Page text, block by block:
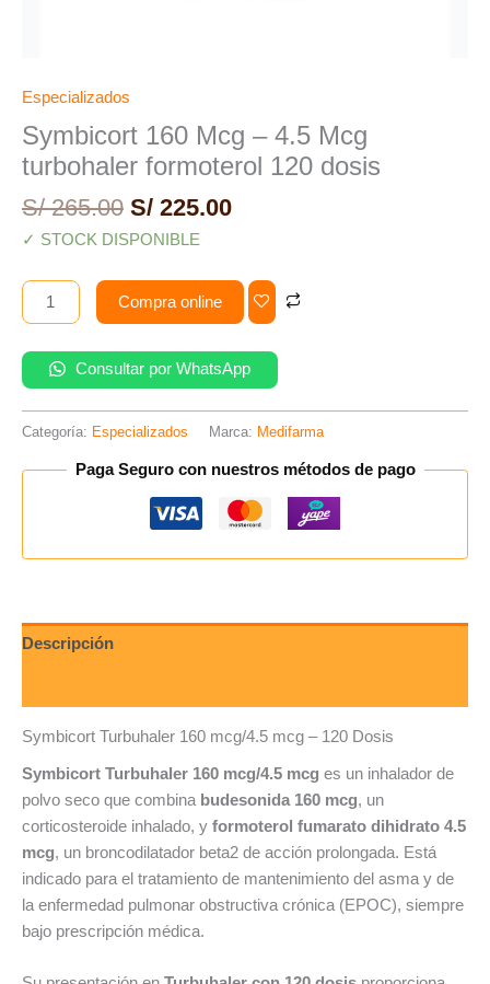
Especializados
Symbicort 160 Mcg – 4.5 Mcg
turbohaler formoterol 120 dosis
S/265.00 S/ 225.00
✓ STOCK DISPONIBLE
Compra online
Consultar por WhatsApp
Categoría: Especializados Marca: Medifarma
Paga Seguro con nuestros métodos de pago
Descripción
Symbicort Turbuhaler 160 mcg/4.5 mcg – 120 Dosis
Symbicort Turbuhaler 160 mcg/4.5 mcg es un inhalador de
polvo seco que combina budesonida 160 mcg, un
corticosteroide inhalado, y formoterol fumarato dihidrato 4.5
mcg, un broncodilatador beta2 de acción prolongada. Está
indicado para el tratamiento de mantenimiento del asma y de
la enfermedad pulmonar obstructiva crónica (EPOC), siempre
bajo prescripción médica.